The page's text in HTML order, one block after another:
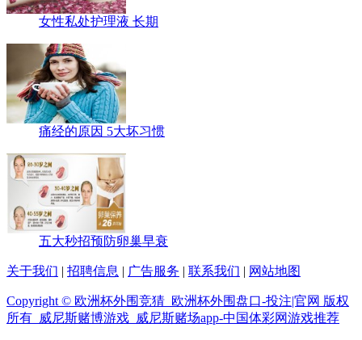
女性私处护理液 长期
痛经的原因 5大坏习惯
五大秒招预防卵巢早衰
关于我们 | 招聘信息 | 广告服务 | 联系我们 | 网站地图
Copyright © 欧洲杯外围竞猜_欧洲杯外围盘口-投注|官网 版权
所有 威尼斯赌博游戏_威尼斯赌场app-中国体彩网游戏推荐